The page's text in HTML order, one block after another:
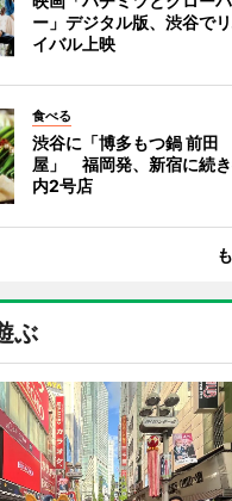
ー」デジタル版、渋谷で
イバル上映
食べる
渋谷に「博多もつ鍋 前田
屋」 福岡発、新宿に続
内2号店
ぶ